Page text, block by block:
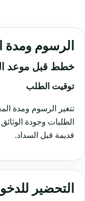
الرسوم ومدة
خطط قبل موعد
توقيت الطلب
تتغير الرسوم ومدة
الطلبات وجودة
قديمة قبل السداد.
التحضير